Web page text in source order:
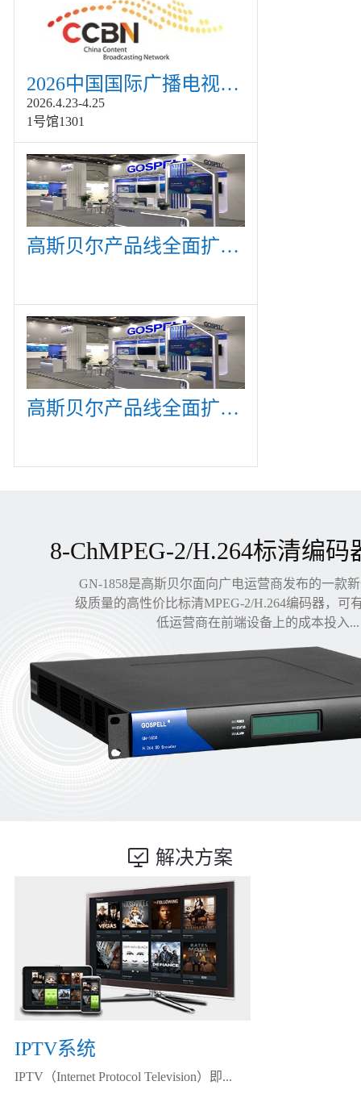
2026中国国际广播电视信息网络展览会展
2026.4.23-4.25
1号馆1301
高斯贝尔产品线全面扩展，众多新产品亮相CommunicAsia 2019
高斯贝尔产品线全面扩展，众多新产品亮相CommunicAsia 2019
8-ChMPEG-2/H.264标清编码
GN-1858是高斯贝尔面向广电运营商发布的一款
级质量的高性价比标清MPEG-2/H.264编码器，可
低运营商在前端设备上的成本投入...
解决方案
IPTV系统
IPTV（Internet Protocol Television）即...